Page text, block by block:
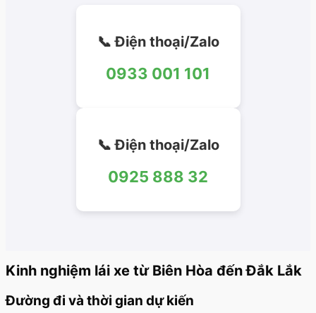
📞 Điện thoại/Zalo
0933 001 101
📞 Điện thoại/Zalo
0925 888 32
Kinh nghiệm lái xe từ Biên Hòa đến Đắk Lắk
Đường đi và thời gian dự kiến